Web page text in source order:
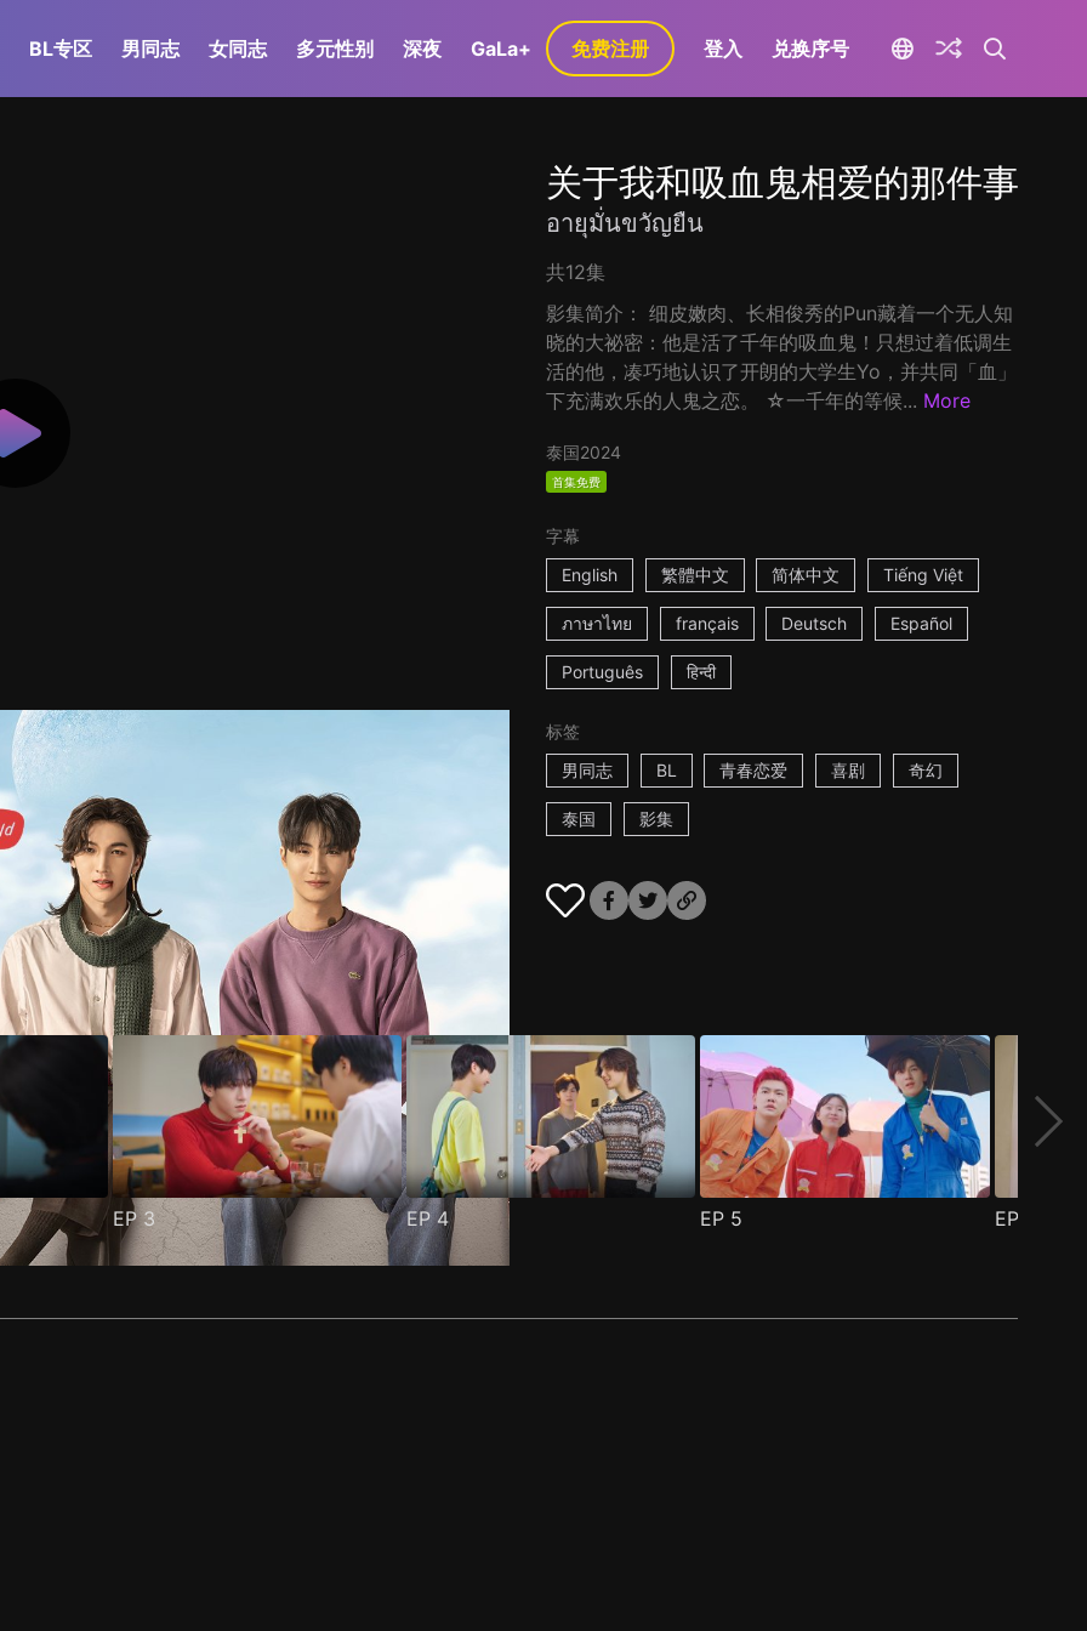
BL专区 男同志 女同志 多元性别 深夜 GaLa+ 免费注册 登入 兑换序号
关于我和吸血鬼相爱的那件事
อายุมั่นขวัญยืน
共12集
影集简介： 细皮嫩肉、长相俊秀的Pun藏着一个无人知
晓的大祕密：他是活了千年的吸血鬼！只想过着低调生
活的他，凑巧地认识了开朗的大学生Yo，并共同「血」
下充满欢乐的人鬼之恋。 ☆一千年的等候... More
泰国2024
首集免费
字幕
English
繁體中文 简体中文 Tiếng Việt
ภาษาไทย français Deutsch Español
Português हिन्दी
标签
男同志
BL 青春恋爱 喜剧 奇幻
泰国 影集
EP 3 EP4 EP 5 EP